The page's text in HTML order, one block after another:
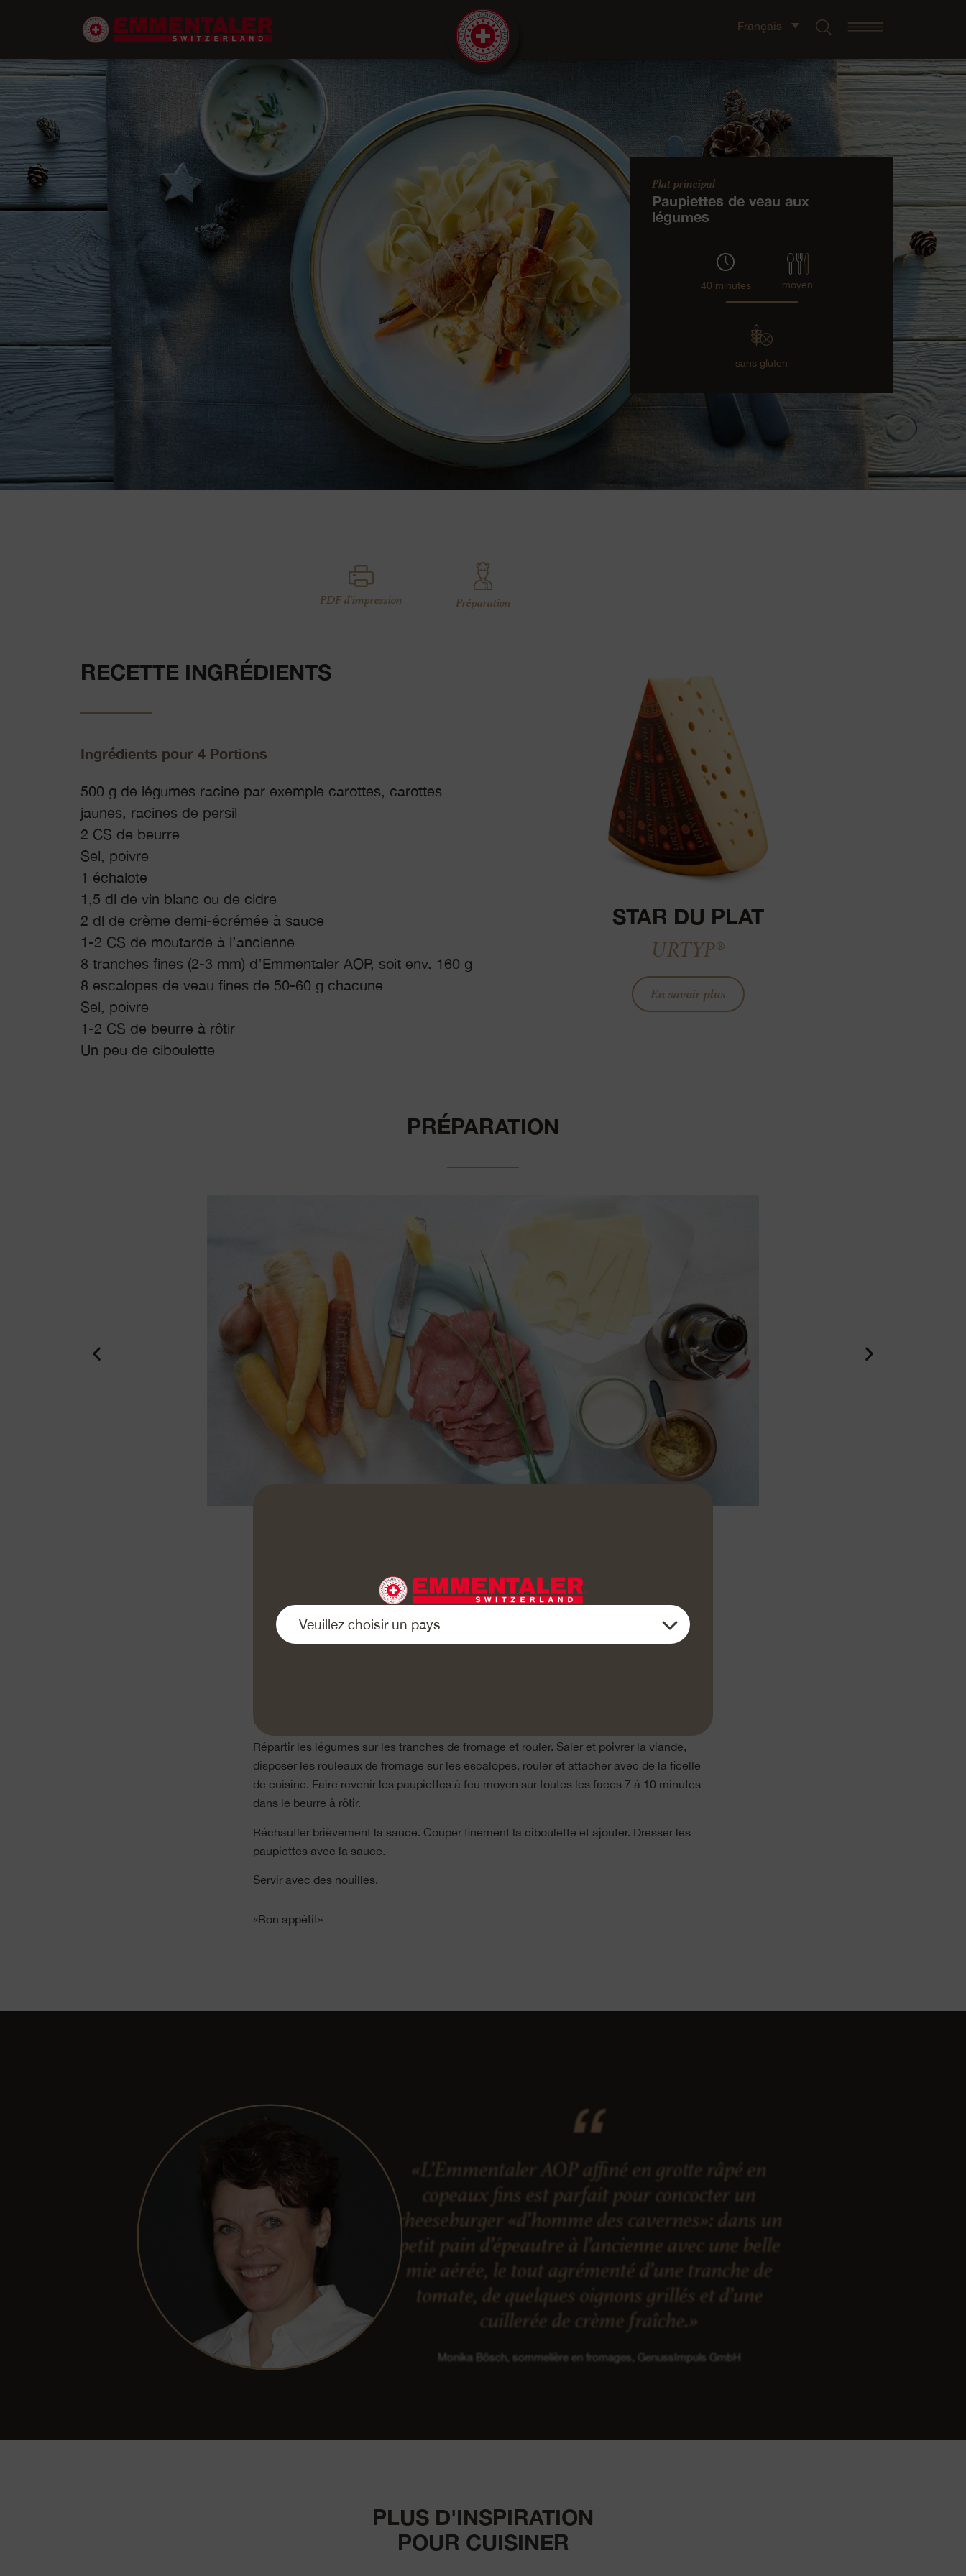
Français
Plat principal
Paupiettes de veau aux
légumes
40 minutes moyen
sans gluten
PDF d'impression Préparation
RECETTE INGRÉDIENTS
Ingrédients pour 4 Portions
500 g de légumes racine par exemple carottes, carottes
jaunes, racines de persil
2 CS de beurre
Sel, poivre
1 échalote
1,5 dl de vin blanc ou de cidre
2 dl de crème demi-écrémée à sauce
1-2 CS de moutarde à l’ancienne
8 tranches fines (2-3 mm) d’Emmentaler AOP, soit env. 160 g
8 escalopes de veau fines de 50-60 g chacune
Sel, poivre
1-2 CS de beurre à rôtir
Un peu de ciboulette
STAR DU PLAT
URTYP®
En savoir plus
PRÉPARATION
Préparer les légumes, en prendre 2/3 et les couper en bâtonnets de 7 mm d’épaisseur et
de 10 cm de long. Faire revenir dans 1 CS de beurre, ajouter 2 à 3 CS d’eau, assaisonner.
porter à ébullition, assaisonner avec la moutarde, le sel et le poivre.
Répartir les légumes sur les tranches de fromage et rouler. Saler et poivrer la viande,
disposer les rouleaux de fromage sur les escalopes, rouler et attacher avec de la ficelle
de cuisine. Faire revenir les paupiettes à feu moyen sur toutes les faces 7 à 10 minutes
dans le beurre à rôtir.
Réchauffer brièvement la sauce. Couper finement la ciboulette et ajouter. Dresser les
paupiettes avec la sauce.
Servir avec des nouilles.
«Bon appétit»
«L’Emmentaler AOP affiné en grotte râpé en
copeaux fins est parfait pour concocter un
cheeseburger «d’homme des cavernes»: dans un
petit pain d’épeautre à l’ancienne avec une belle
mie aérée, le tout agrémenté d’une tranche de
tomate, de quelques oignons grillés et d’une
cuillerée de crème fraîche.»
Monika Bösch, sommelière en fromages, GenussImpuls GmbH
PLUS D'INSPIRATION
POUR CUISINER